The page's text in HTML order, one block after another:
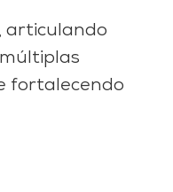
articulando
fortalecendo